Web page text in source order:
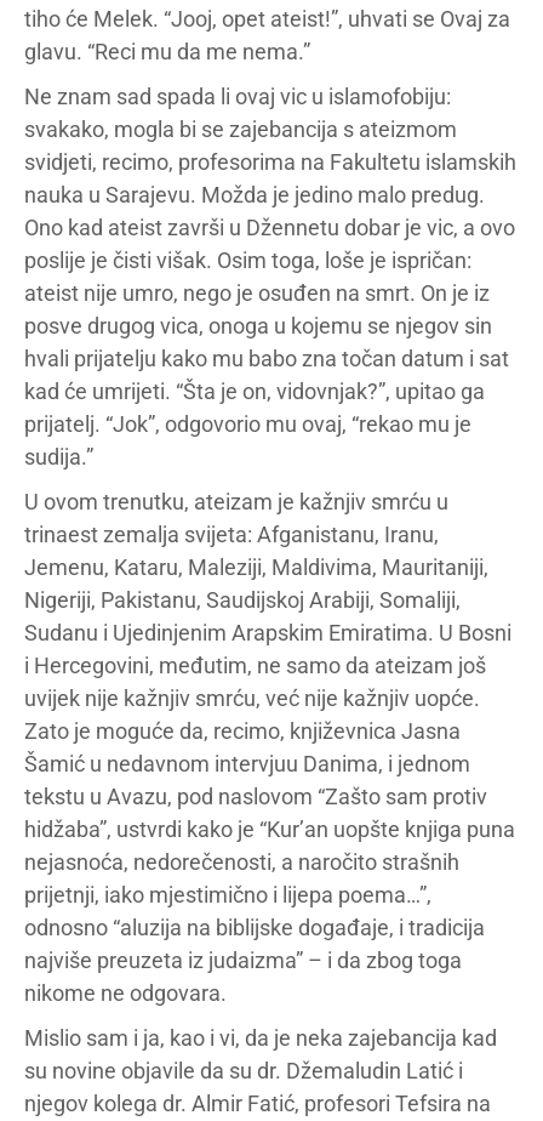
tiho će Melek. “Jooj, opet ateist!”, uhvati se Ovaj za
glavu. “Reci mu da me nema.”
Ne znam sad spada li ovaj vic u islamofobiju:
svakako, mogla bi se zajebancija s ateizmom
svidjeti, recimo, profesorima na Fakultetu islamskih
nauka u Sarajevu. Možda je jedino malo predug.
Ono kad ateist završi u Džennetu dobar je vic, a ovo
poslije je čisti višak. Osim toga, loše je ispričan:
ateist nije umro, nego je osuđen na smrt. On je iz
posve drugog vica, onoga u kojemu se njegov sin
hvali prijatelju kako mu babo zna točan datum i sat
kad će umrijeti. “Šta je on, vidovnjak?”, upitao ga
prijatelj. “Jok”, odgovorio mu ovaj, “rekao mu je
sudija.”
U ovom trenutku, ateizam je kažnjiv smrću u
trinaest zemalja svijeta: Afganistanu, Iranu,
Jemenu, Kataru, Maleziji, Maldivima, Mauritaniji,
Nigeriji, Pakistanu, Saudijskoj Arabiji, Somaliji,
Sudanu i Ujedinjenim Arapskim Emiratima. U Bosni
i Hercegovini, međutim, ne samo da ateizam još
uvijek nije kažnjiv smrću, već nije kažnjiv uopće.
Zato je moguće da, recimo, književnica Jasna
Šamić u nedavnom intervjuu Danima, i jednom
tekstu u Avazu, pod naslovom “Zašto sam protiv
hidžaba”, ustvrdi kako je “Kur’an uopšte knjiga puna
nejasnoća, nedorečenosti, a naročito strašnih
prijetnji, iako mjestimično i lijepa poema…”,
odnosno “aluzija na biblijske događaje, i tradicija
najviše preuzeta iz judaizma” – i da zbog toga
nikome ne odgovara.
Mislio sam i ja, kao i vi, da je neka zajebancija kad
su novine objavile da su dr. Džemaludin Latić i
njegov kolega dr. Almir Fatić, profesori Tefsira na